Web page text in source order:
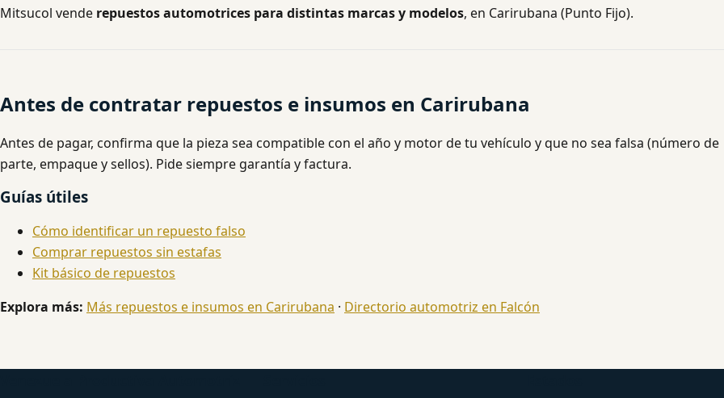
Mitsucol vende repuestos automotrices para distintas marcas y modelos, en Carirubana (Punto Fijo).
Antes de contratar repuestos e insumos en Carirubana
Antes de pagar, confirma que la pieza sea compatible con el año y motor de tu vehículo y que no sea falsa (número de
parte, empaque y sellos). Pide siempre garantía y factura.
Guías útiles
Cómo identificar un repuesto falso
Comprar repuestos sin estafas
Kit básico de repuestos
Explora más: Más repuestos e insumos en Carirubana · Directorio automotriz en Falcón